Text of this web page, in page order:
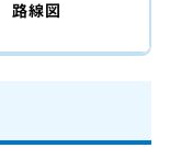
路線図